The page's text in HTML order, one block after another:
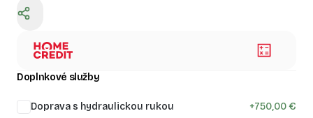
Doplnkové služby
Doprava s hydraulickou rukou +750,00 €